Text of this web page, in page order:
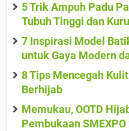
5 Trik Ampuh Padu
Tubuh Tinggi dan
7 Inspirasi Model
untuk Gaya Modern
8 Tips Mencegah
Berhijab
Memukau, OOTD
Pembukaan SMEXPO